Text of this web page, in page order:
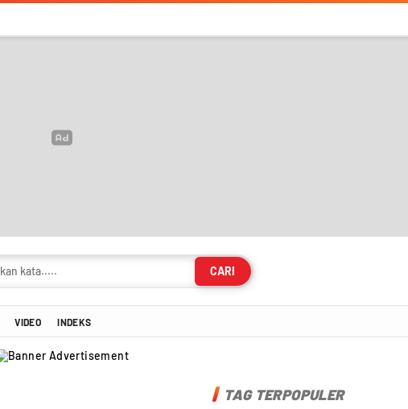
CARI
VIDEO INDEKS
TAG TERPOPULER